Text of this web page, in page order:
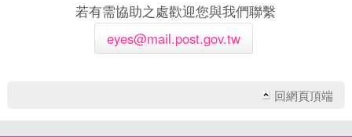
若有需協助之處歡迎您與我們聯繫
eyes@mail.post.gov.tw
回網頁頂端